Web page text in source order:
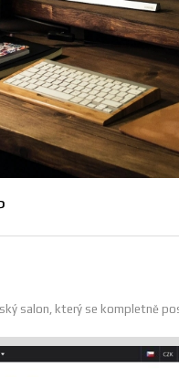
salon, který se kompletně